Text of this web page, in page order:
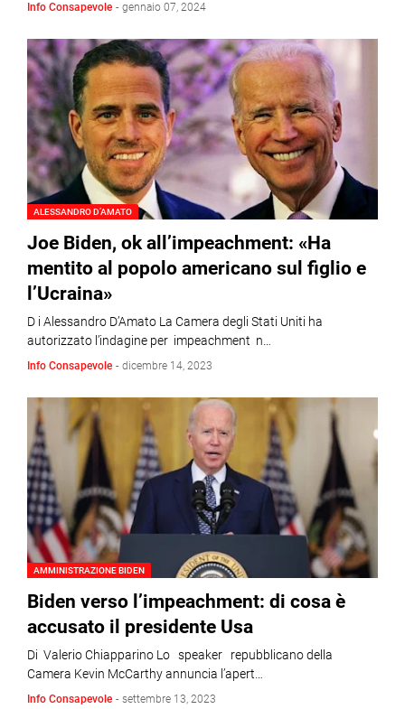
Info Consapevole - gennaio 07, 2024
ALESSANDRO D’AMATO
Joe Biden, ok all’impeachment: «Ha
mentito al popolo americano sul figlio e
l’Ucraina»
D i Alessandro D’Amato La Camera degli Stati Uniti ha
autorizzato l’indagine per impeachment n…
Info Consapevole - dicembre 14, 2023
AMMINISTRAZIONE BIDEN
Biden verso l’impeachment: di cosa è
accusato il presidente Usa
Di Valerio Chiapparino Lo speaker repubblicano della
Camera Kevin McCarthy annuncia l’apert…
Info Consapevole - settembre 13, 2023